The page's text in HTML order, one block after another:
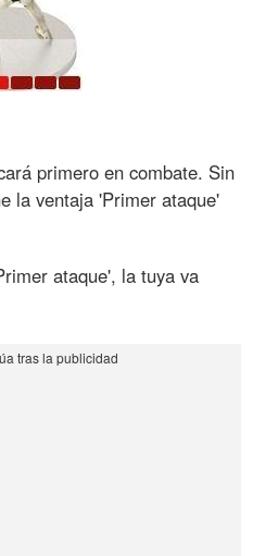
primero en combate. Sin
la ventaja 'Primer ataque'
ataque', la tuya va